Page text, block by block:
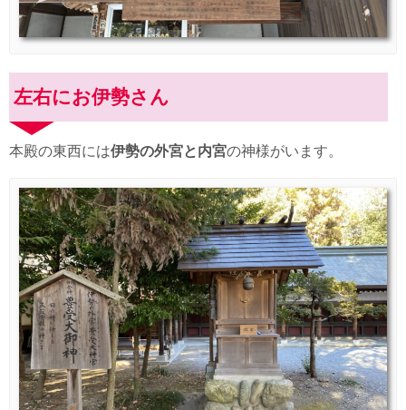
左右にお伊勢さん
本殿の東西には伊勢の外宮と内宮の神様がいます。